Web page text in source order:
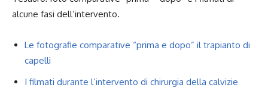
alcune fasi dell’intervento.
Le fotografie comparative “prima e dopo” il trapianto di
capelli
I filmati durante l’intervento di chirurgia della calvizie